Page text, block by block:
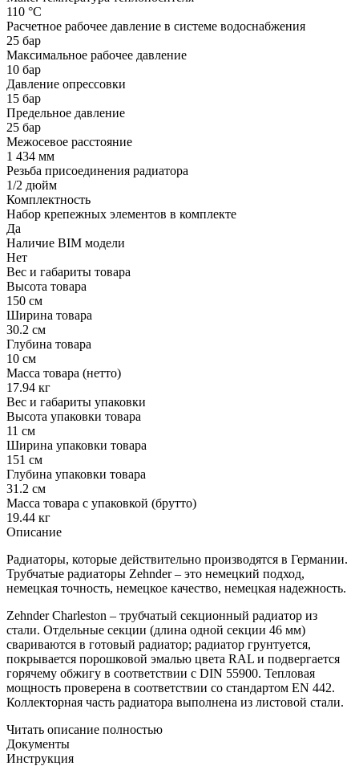
110 °С
Расчетное рабочее давление в системе водоснабжения
25 бар
Максимальное рабочее давление
10 бар
Давление опрессовки
15 бар
Предельное давление
25 бар
Межосевое расстояние
1 434 мм
Резьба присоединения радиатора
1/2 дюйм
Комплектность
Набор крепежных элементов в комплекте
Да
Наличие BIM модели
Нет
Вес и габариты товара
Высота товара
150 см
Ширина товара
30.2 см
Глубина товара
10 см
Масса товара (нетто)
17.94 кг
Вес и габариты упаковки
Высота упаковки товара
11 см
Ширина упаковки товара
151 см
Глубина упаковки товара
31.2 см
Масса товара с упаковкой (брутто)
19.44 кг
Описание
Радиаторы, которые действительно производятся в Германии.
Трубчатые радиаторы Zehnder – это немецкий подход,
немецкая точность, немецкое качество, немецкая надежность.
Zehnder Charleston – трубчатый секционный радиатор из
стали. Отдельные секции (длина одной секции 46 мм)
свариваются в готовый радиатор; радиатор грунтуется,
покрывается порошковой эмалью цвета RAL и подвергается
горячему обжигу в соответствии с DIN 55900. Тепловая
мощность проверена в соответствии со стандартом EN 442.
Коллекторная часть радиатора выполнена из листовой стали.
Читать описание полностью
Документы
Инструкция